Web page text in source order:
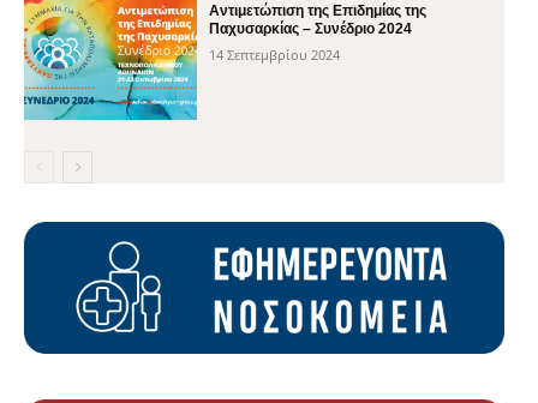
Αντιμετώπιση της Επιδημίας της
Παχυσαρκίας – Συνέδριο 2024
14 Σεπτεμβρίου 2024